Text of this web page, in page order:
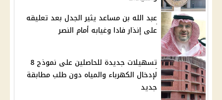
عبد الله بن مساعد يثير الجدل بعد تعليقه
على إنذار فادا وغيابه أمام النصر
تسهيلات جديدة للحاصلين على نموذج 8
لإدخال الكهرباء والمياه دون طلب مطابقة
جديد